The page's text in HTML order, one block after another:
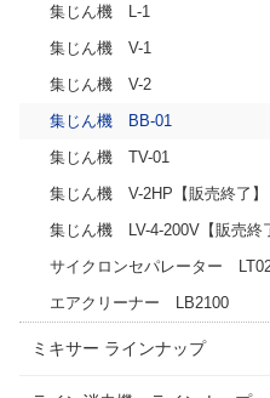
集じん機 L-1
集じん機 V-1
集じん機 V-2
集じん機 BB-01
集じん機 TV-01
集じん機 V-2HP【販売終了】
集じん機 LV-4-200V【販売終
サイクロンセパレーター
エアクリーナー LB2100
ミキサー ラインナップ